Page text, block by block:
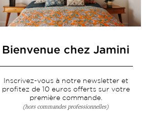
Devenir revendeur
Notre communauté
raconté avec poésie et élégance
Inscrivez vous à notre newsletter
Bienvenue chez Jamini
Inscrivez-vous à notre newsletter et
profitez de 10 euros offerts sur votre
première commande.
(hors commandes professionnelles)